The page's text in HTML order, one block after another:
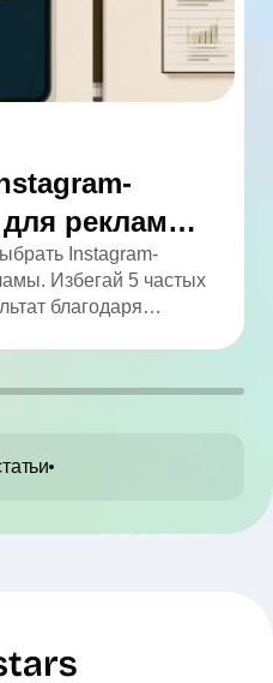
рекламы:
легко
Instagram-
Избегай 5 частых
благодаря